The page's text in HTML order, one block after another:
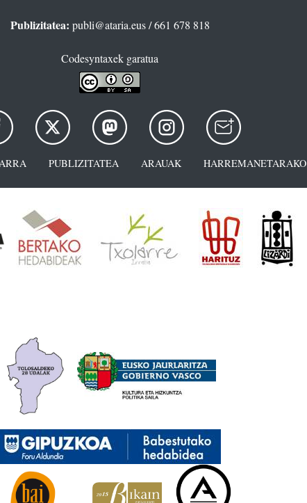
Publizitatea: publi@ataria.eus/ 661 678 818
Codesyntaxek garatua
PUBLIZITATEA ARAUAK HARREMANETARAKO